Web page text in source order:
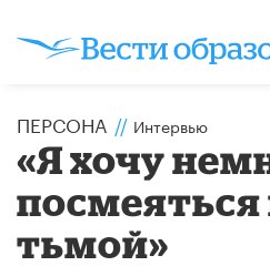
ПЕРСОНА // Интервью
«Я хочу
посмеяться
тьмой»